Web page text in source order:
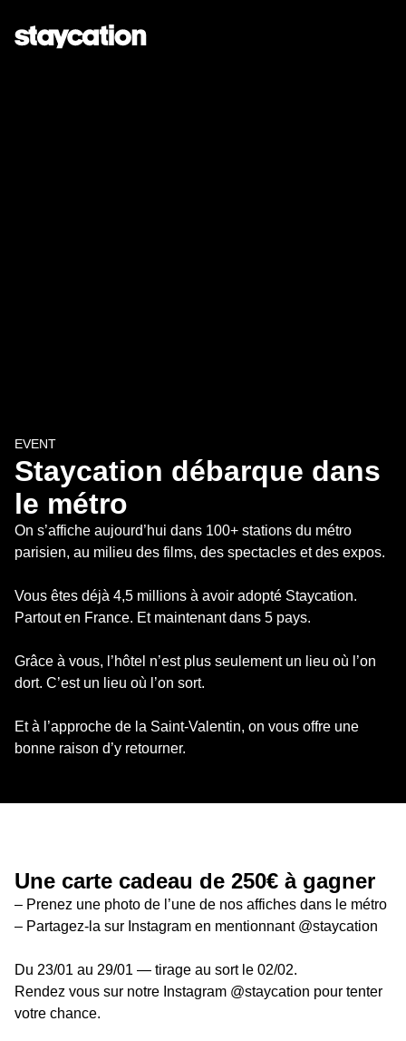
EVENT
Staycation débarque dans
le métro
On s’affiche aujourd’hui dans 100+ stations du métro
parisien, au milieu des films, des spectacles et des expos.
Vous êtes déjà 4,5 millions à avoir adopté Staycation.
Partout en France. Et maintenant dans 5 pays.
Grâce à vous, l’hôtel n’est plus seulement un lieu où l’on
dort. C’est un lieu où l’on sort.
Et à l’approche de la Saint-Valentin, on vous offre une
bonne raison d’y retourner.
Une carte cadeau de 250€ à gagner
– Prenez une photo de l’une de nos affiches dans le métro
– Partagez-la sur Instagram en mentionnant @staycation
Du 23/01 au 29/01 — tirage au sort le 02/02.
Rendez vous sur notre Instagram @staycation pour tenter
votre chance.